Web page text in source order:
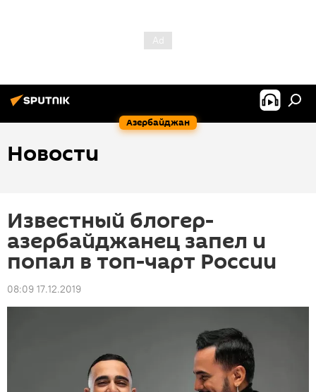
Азербайджан
Новости
Известный блогер-
азербайджанец запел и
попал в топ-чарт России
08:09 17.12.2019